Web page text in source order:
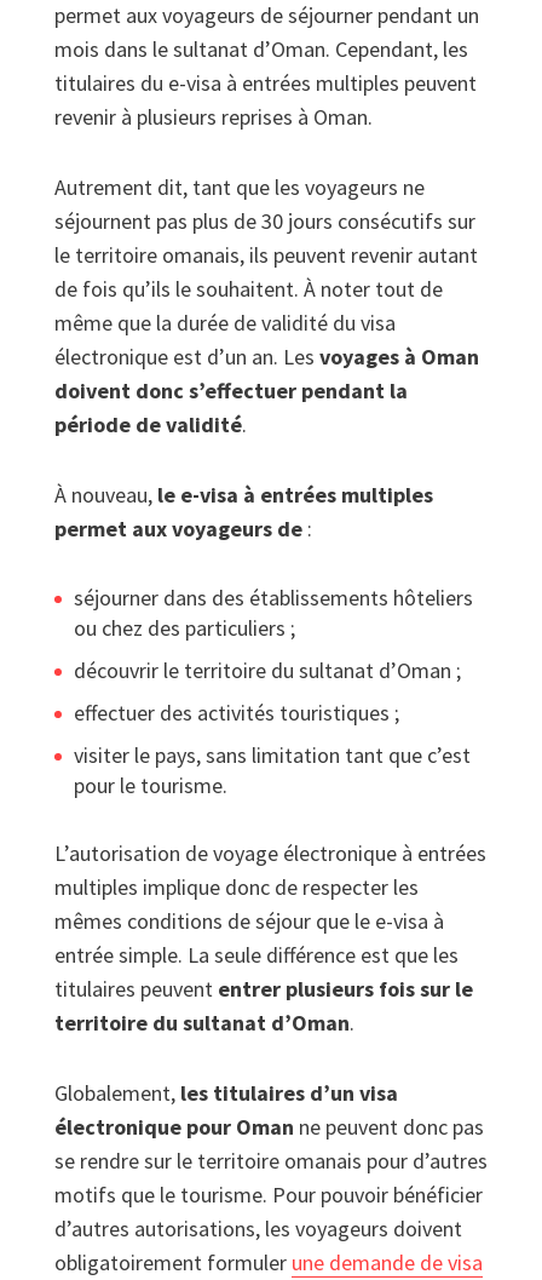
permet aux voyageurs de séjourner pendant un
mois dans le sultanat d’Oman. Cependant, les
titulaires du e-visa à entrées multiples peuvent
revenir à plusieurs reprises à Oman.
Autrement dit, tant que les voyageurs ne
séjournent pas plus de 30 jours consécutifs sur
le territoire omanais, ils peuvent revenir autant
de fois qu’ils le souhaitent. À noter tout de
même que la durée de validité du visa
électronique est d’un an. Les voyages à Oman
doivent donc s’effectuer pendant la
période de validité.
À nouveau, le e-visa à entrées multiples
permet aux voyageurs de :
séjourner dans des établissements hôteliers
ou chez des particuliers ;
découvrir le territoire du sultanat d’Oman ;
effectuer des activités touristiques ;
visiter le pays, sans limitation tant que c’est
pour le tourisme.
L’autorisation de voyage électronique à entrées
multiples implique donc de respecter les
mêmes conditions de séjour que le e-visa à
entrée simple. La seule différence est que les
titulaires peuvent entrer plusieurs fois sur le
territoire du sultanat d’Oman.
Globalement, les titulaires d’un visa
électronique pour Oman ne peuvent donc pas
se rendre sur le territoire omanais pour d’autres
motifs que le tourisme. Pour pouvoir bénéficier
d’autres autorisations, les voyageurs doivent
obligatoirement formuler une demande de visa